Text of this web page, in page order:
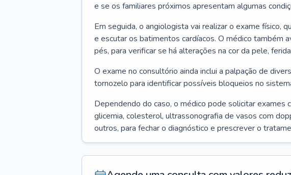
e se os familiares próximos apresentam algumas
Em seguida, o angiologista vai realizar o exame físico,
e escutar os batimentos cardíacos. O médico também
pés, para verificar se há alterações na cor da pele,
O exame no consultório ainda inclui a palpação de
tornozelo para identificar possíveis bloqueios no
Dependendo do caso, o médico pode solicitar exames
glicemia, colesterol, ultrassonografia de vasos com
outros, para fechar o diagnóstico e prescrever o